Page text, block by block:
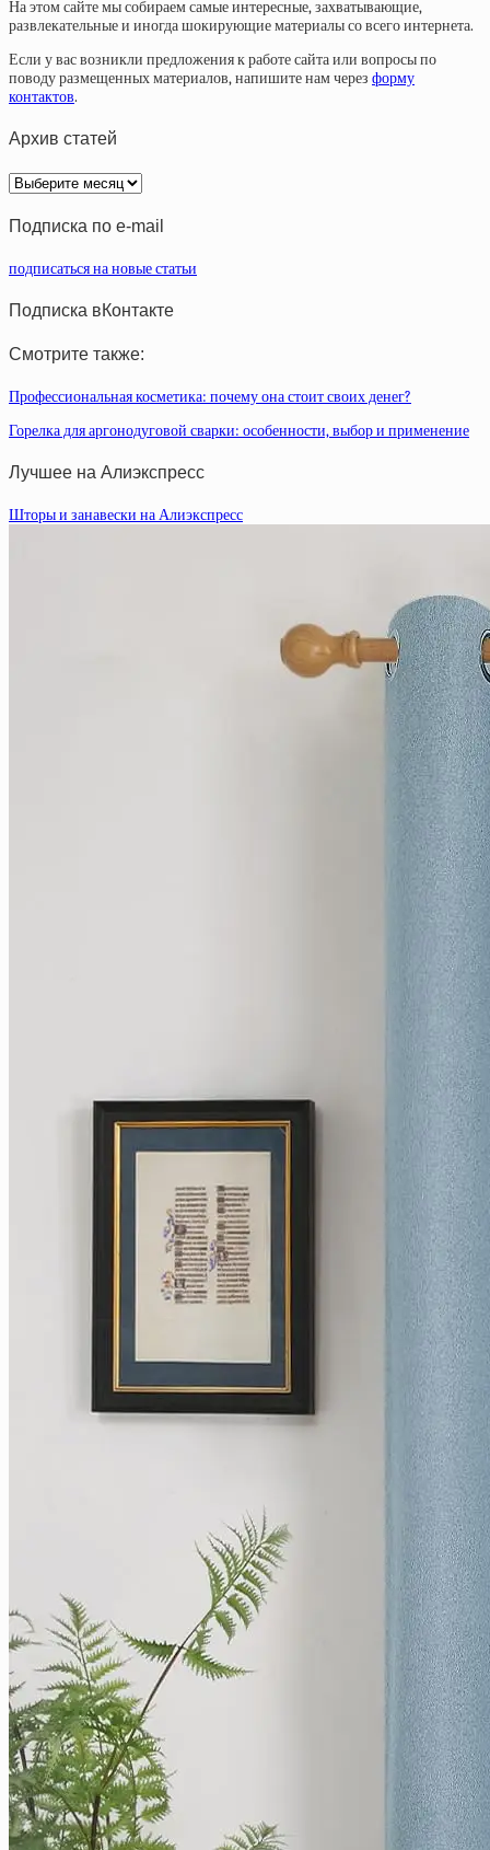
На этом сайте мы собираем самые интересные, захватывающие,
развлекательные и иногда шокирующие материалы со всего интернета.
Если у вас возникли предложения к работе сайта или вопросы по
поводу размещенных материалов, напишите нам через форму
контактов.
Архив статей
Архив
статей
Подписка по e-mail
подписаться на новые статьи
Подписка вКонтакте
Смотрите также:
Профессиональная косметика: почему она стоит своих денег?
Горелка для аргонодуговой сварки: особенности, выбор и применение
Лучшее на Алиэкспресс
Шторы и занавески на Алиэкспресс